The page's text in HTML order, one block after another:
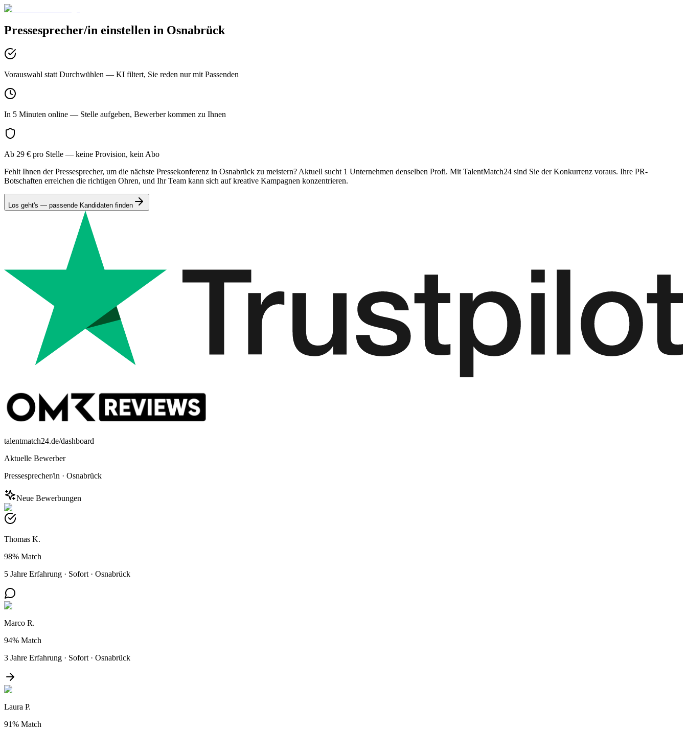
Pressesprecher/in einstellen in Osnabrück
Vorauswahl statt Durchwühlen — KI filtert, Sie reden nur mit Passenden
In 5 Minuten online — Stelle aufgeben, Bewerber kommen zu Ihnen
Ab 29 € pro Stelle — keine Provision, kein Abo
Fehlt Ihnen der Pressesprecher, um die nächste Pressekonferenz in Osnabrück zu meistern? Aktuell sucht 1 Unternehmen denselben Profi. Mit TalentMatch24 sind Sie der Konkurrenz voraus. Ihre PR-
Botschaften erreichen die richtigen Ohren, und Ihr Team kann sich auf kreative Kampagnen konzentrieren.
Los geht's — passende Kandidaten finden
talentmatch24.de/dashboard
Aktuelle Bewerber
Pressesprecher/in · Osnabrück
Neue Bewerbungen
Thomas K.
98% Match
5 Jahre Erfahrung · Sofort · Osnabrück
Marco R.
94% Match
3 Jahre Erfahrung · Sofort · Osnabrück
Laura P.
91% Match